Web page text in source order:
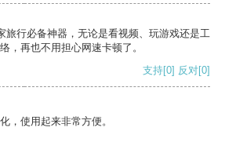
旅行必备神器，无论是看视频、玩游戏还是工
，再也不用担心网速卡顿了。
支持[0] 反对[0]
，使用起来非常方便。